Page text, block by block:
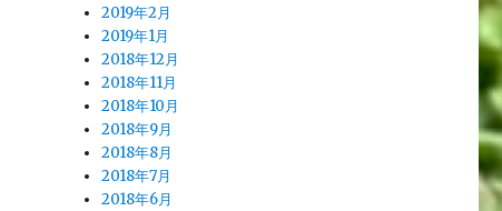
2019年2月
2019年1月
2018年12月
2018年11月
2018年10月
2018年9月
2018年8月
2018年7月
2018年6月